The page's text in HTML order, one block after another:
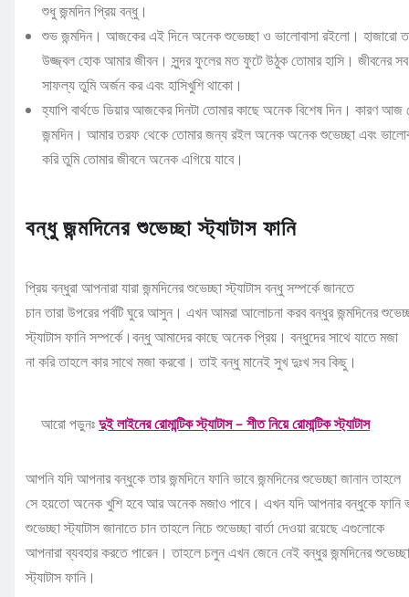
শুধু জন্মদিন প্রিয় বন্ধু।
শুভ জন্মদিন। আজকের এই দিনে অনেক শুভেচ্ছা ও ভালোবাসা রইলো। হাজারো
উজ্জ্বল হোক আমার জীবন। সুন্দর ফুলের মত ফুটে উঠুক তোমার হাসি। জীবনের সব
সাফল্য তুমি অর্জন কর এবং হাসিখুশি থাকো।
হ্যাপি বার্থডে ডিয়ার আজকের দিনটা তোমার কাছে অনেক বিশেষ দিন। কারণ আজ
জন্মদিন। আমার তরফ থেকে তোমার জন্য রইল অনেক অনেক শুভেচ্ছা এবং
করি তুমি তোমার জীবনে অনেক এগিয়ে যাবে।
বন্ধু জন্মদিনের শুভেচ্ছা স্ট্যাটাস ফানি
প্রিয় বন্ধুরা আপনারা যারা জন্মদিনের শুভেচ্ছা স্ট্যাটাস বন্ধু সম্পর্কে জানতে
চান তারা উপরের পর্বটি ঘুরে আসুন। এখন আমরা আলোচনা করব বন্ধুর জন্মদিনের
স্ট্যাটাস ফানি সম্পর্কে।বন্ধু আমাদের কাছে অনেক প্রিয়। বন্ধুদের সাথে যাতে মজা
না করি তাহলে কার সাথে মজা করবো। তাই বন্ধু মানেই সুখ দুঃখ সব কিছু।
আরো পড়ুনঃদুই লাইনের রোমান্টিক স্ট্যাটাস – শীত নিয়ে রোমান্টিক স্ট্যাটাস
আপনি যদি আপনার বন্ধুকে তার জন্মদিনে ফানি ভাবে জন্মদিনের শুভেচ্ছা জানান তাহলে
সে হয়তো অনেক খুশি হবে আর অনেক মজাও পাবে। এখন যদি আপনার বন্ধুকে ফানি
শুভেচ্ছা স্ট্যাটাস জানাতে চান তাহলে নিচে শুভেচ্ছা বার্তা দেওয়া রয়েছে এগুলোকে
আপনারা ব্যবহার করতে পারেন। তাহলে চলুন এখন জেনে নেই বন্ধুর জন্মদিনের শুভেচ্ছা
স্ট্যাটাস ফানি।